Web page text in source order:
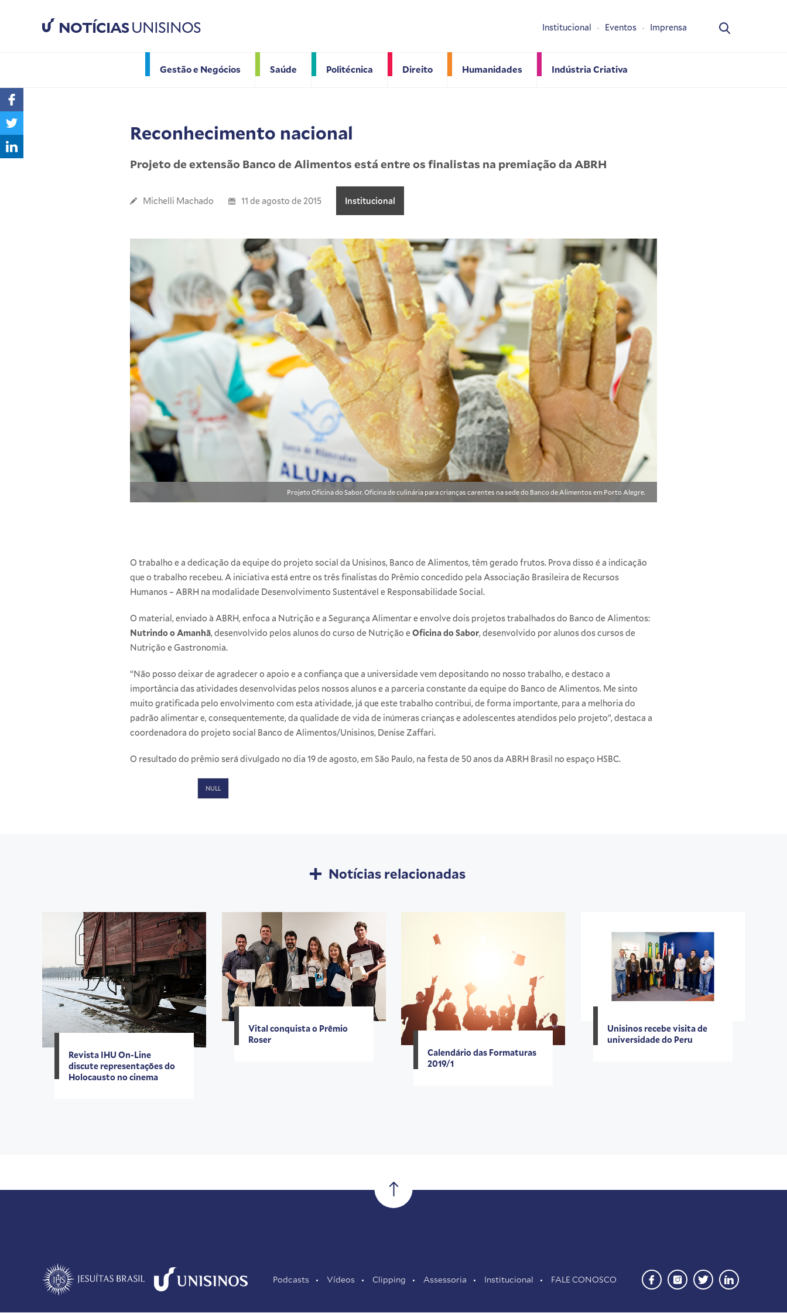
NOTÍCIASUNISINOS
Gestão e Negócios Saúde Politécnica Direito Humanidades Indústria Criativa
Institucional Eventos Imprensa
Reconhecimento nacional
Projeto de extensão Banco de Alimentos está entre os finalistas na premiação da ABRH
Michelli Machado 11 de agosto de 2015 Institucional
Projeto Oficina do Sabor. Oficina de culinária para crianças carentes na sede do Banco de Alimentos em Porto Alegre.
O trabalho e a dedicação da equipe do projeto social da Unisinos, Banco de Alimentos, têm gerado frutos. Prova disso é a indicação
que o trabalho recebeu. A iniciativa está entre os três finalistas do Prêmio concedido pela Associação Brasileira de Recursos
Humanos – ABRH na modalidade Desenvolvimento Sustentável e Responsabilidade Social.
O material, enviado à ABRH, enfoca a Nutrição e a Segurança Alimentar e envolve dois projetos trabalhados do Banco de Alimentos:
Nutrindo o Amanhã, desenvolvido pelos alunos do curso de Nutrição eOficina do Sabor, desenvolvido por alunos dos cursos de
Nutrição eGastronomia.
“Não posso deixar de agradecer o apoio e a confiança que a universidade vem depositando no nosso trabalho, e destaco a
importância das atividades desenvolvidas pelos nossos alunos e a parceria constante da equipe do Banco de Alimentos. Me sinto
muito gratificada pelo envolvimento com esta atividade, já que este trabalho contribui, de forma importante, para a melhoria do
padrão alimentar e, consequentemente, da qualidade de vida de inúmeras crianças e adolescentes atendidos pelo projeto”, destaca a
coordenadora do projeto social Banco de Alimentos/Unisinos, Denise Zaffari.
O resultado do prêmio será divulgado no dia 19 de agosto, em São Paulo, na festa de 50 anos da ABRH Brasil no espaço HSBC.
NULL
Notícias relacionadas
Revista IHU On-Line
discute representações do
Holocausto no cinema
Vital conquista o Prêmio
Roser
Calendário das Formaturas
2019/1
Unisinos recebe visita de
universidade do Peru
Podcasts Vídeos Clipping Assessoria Institucional FALE CONOSCO